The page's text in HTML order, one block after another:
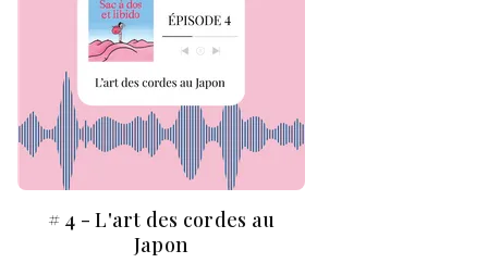
# 4 - L'art des cordes au
Japon